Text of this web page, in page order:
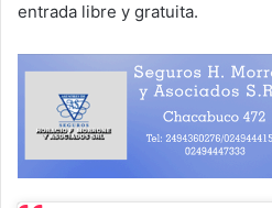
entrada libre y gratuita.